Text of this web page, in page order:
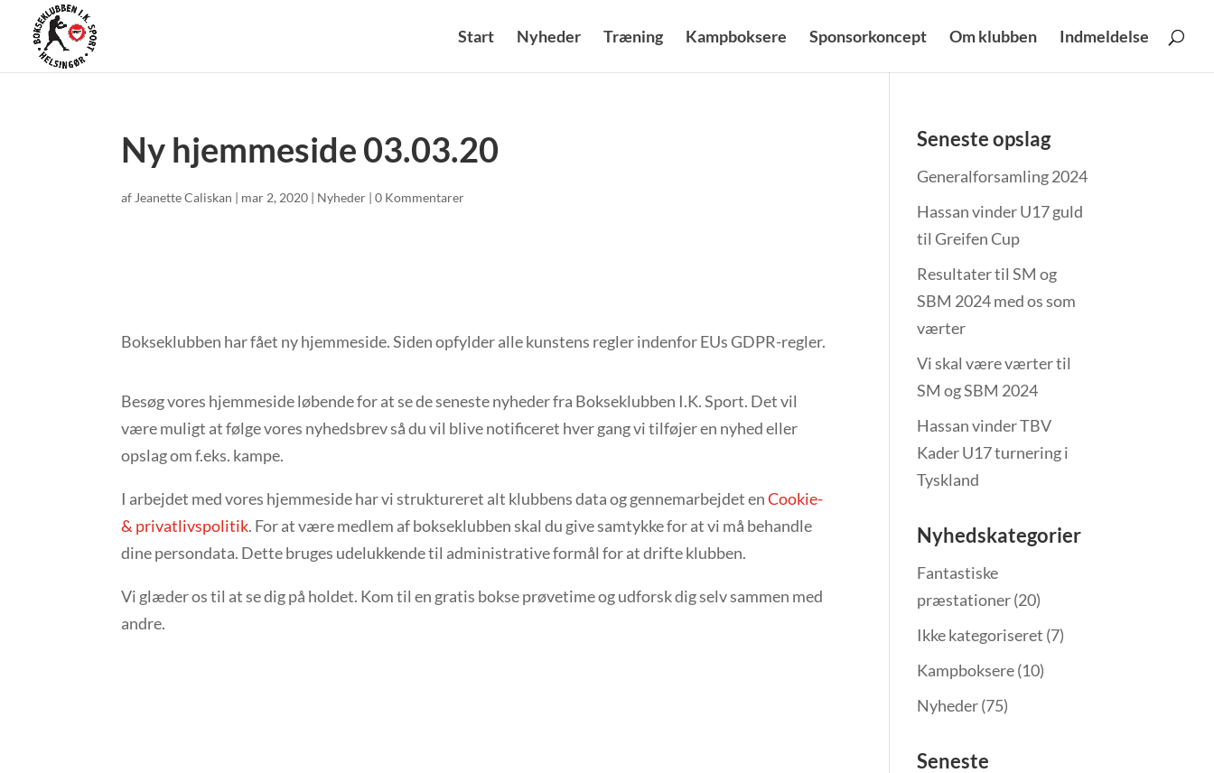
Start Nyheder Træning Kampboksere Sponsorkoncept Om klubben Indmeldelse
Ny hjemmeside 03.03.20
af Jeanette Caliskan | mar 2, 2020 | Nyheder |0 Kommentarer
Bokseklubben har fået ny hjemmeside. Siden opfylder alle kunstens regler indenfor EUs GDPR-regler.
Besøg vores hjemmeside løbende for at se de seneste nyheder fra Bokseklubben I.K. Sport. Det vil
være muligt at følge vores nyhedsbrev så du vil blive notificeret hver gang vi tilføjer en nyhed eller
opslag om f.eks. kampe.
I arbejdet med vores hjemmeside har vi struktureret alt klubbens data og gennemarbejdet enCookie-
& privatlivspolitik. For at være medlem af bokseklubben skal du give samtykke for at vi må behandle
dine persondata. Dette bruges udelukkende til administrative formål for at drifte klubben.
Vi glæder os til at se dig på holdet. Kom til en gratis bokse prøvetime og udforsk dig selv sammen med
andre.
Seneste opslag
Generalforsamling 2024
Hassan vinder U17 guld
til Greifen Cup
Resultater til SM og
SBM 2024 med os som
værter
Vi skal være værter til
SM og SBM 2024
Hassan vinder TBV
Kader U17 turnering i
Tyskland
Nyhedskategorier
Fantastiske
præstationer(20)
Ikke kategoriseret (7)
Kampboksere(10)
Nyheder(75)
Seneste